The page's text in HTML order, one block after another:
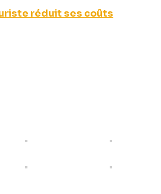
réduit ses coûts